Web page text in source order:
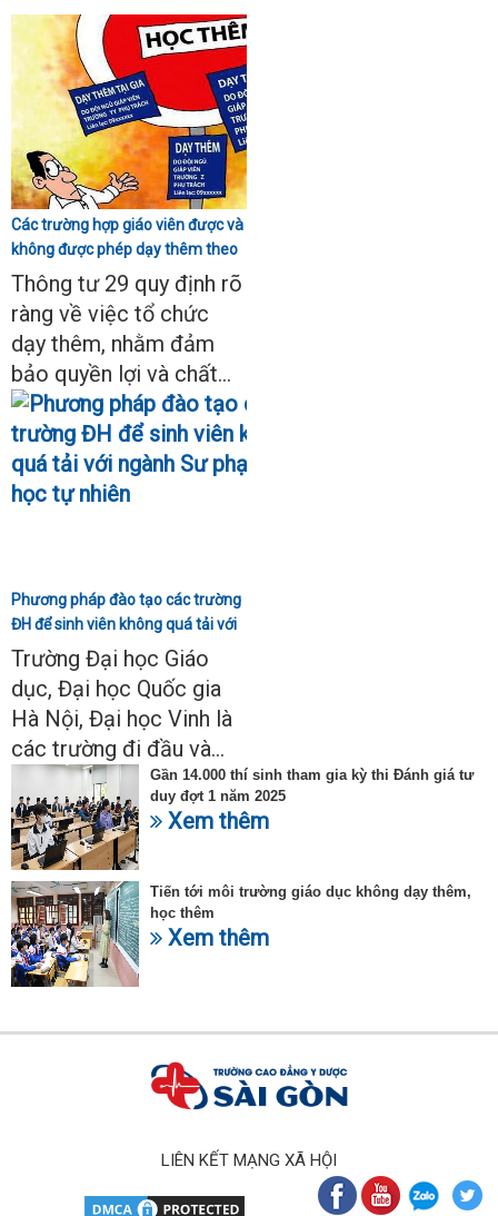
Các trường hợp giáo viên được và
không được phép dạy thêm theo
Thông tư 29
Thông tư 29 quy định rõ
ràng về việc tổ chức
dạy thêm, nhằm đảm
bảo quyền lợi và chất...
Phương pháp đào tạo các trường
ĐH để sinh viên không quá tải với
ngành Sư phạm Khoa học tự
nhiên
Trường Đại học Giáo
dục, Đại học Quốc gia
Hà Nội, Đại học Vinh là
các trường đi đầu và...
Gần 14.000 thí sinh tham gia kỳ thi Đánh giá tư
duy đợt 1 năm 2025
Xem thêm
Tiến tới môi trường giáo dục không dạy thêm,
học thêm
Xem thêm
LIÊN KẾT MẠNG XÃ HỘI